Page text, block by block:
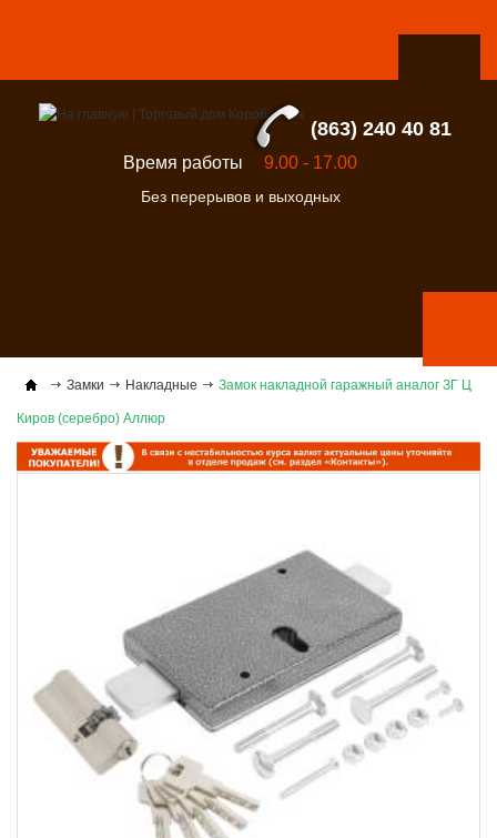
(863) 240 40 81
Время работы 9.00 - 17.00
Без перерывов и выходных
Замки Накладные Замок накладной гаражный аналог ЗГ Ц
Киров (серебро) Аллюр